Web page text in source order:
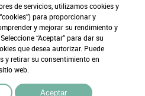
de servicios, utilizamos cookies y
para proporcionar y
y mejorar su rendimiento y
“Aceptar” para dar su
que desea autorizar. Puede
y retirar su consentimiento en
web.
Aceptar